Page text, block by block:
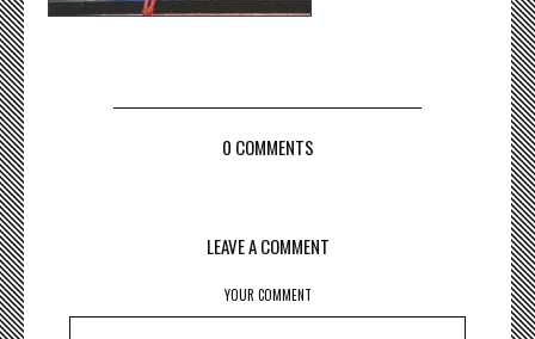
0 COMMENTS
LEAVE A COMMENT
YOUR COMMENT